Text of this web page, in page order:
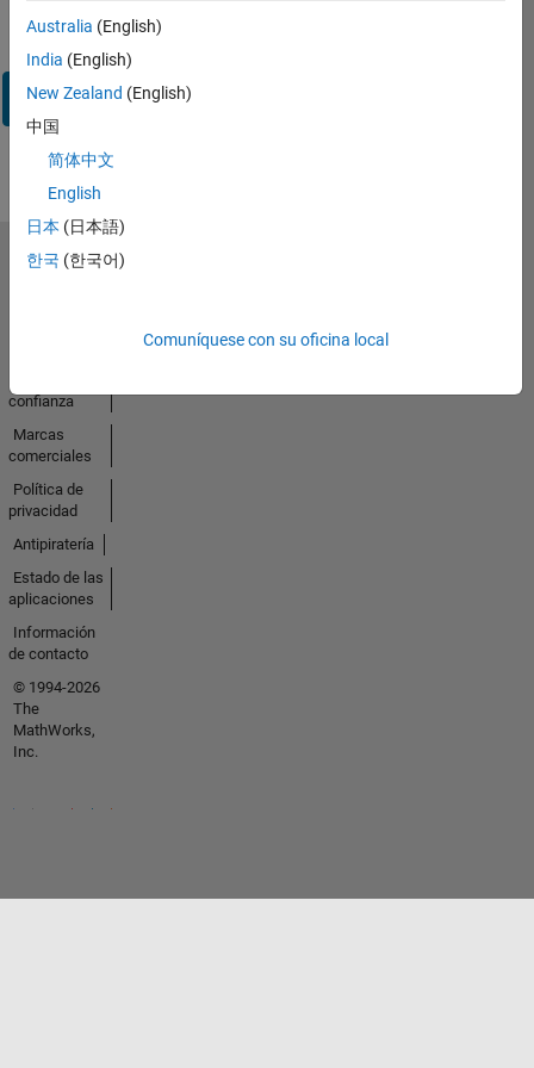
contraseña?
Iniciar
Australia (English)
India (English)
New Zealand (English)
中国
简体中文
English
日本 (日本語)
한국 (한국어)
Comuníquese con su oficina local
Seleccione un país/idioma
confianza
Marcas
comerciales
Política de
privacidad
Antipiratería
Estado de las
aplicaciones
Información
de contacto
© 1994-2026
The
MathWorks,
Inc.